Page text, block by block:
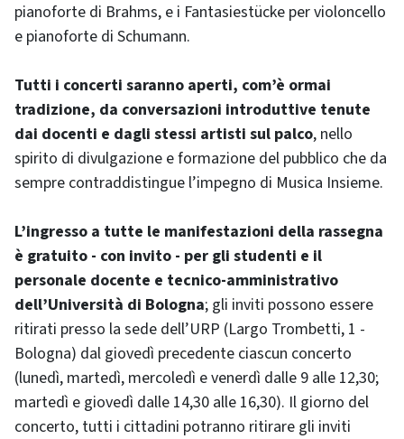
pianoforte di Brahms, e i Fantasiestücke per violoncello
e pianoforte di Schumann.
Tutti i concerti saranno aperti, com’è ormai
tradizione, da conversazioni introduttive tenute
dai docenti e dagli stessi artisti sul palco, nello
spirito di divulgazione e formazione del pubblico che da
sempre contraddistingue l’impegno di Musica Insieme.
L’ingresso a tutte le manifestazioni della rassegna
è gratuito - con invito - per gli studenti e il
personale docente e tecnico-amministrativo
dell’Università di Bologna; gli inviti possono essere
ritirati presso la sede dell’URP (Largo Trombetti, 1 -
Bologna) dal giovedì precedente ciascun concerto
(lunedì, martedì, mercoledì e venerdì dalle 9 alle 12,30;
martedì e giovedì dalle 14,30 alle 16,30). Il giorno del
concerto, tutti i cittadini potranno ritirare gli inviti